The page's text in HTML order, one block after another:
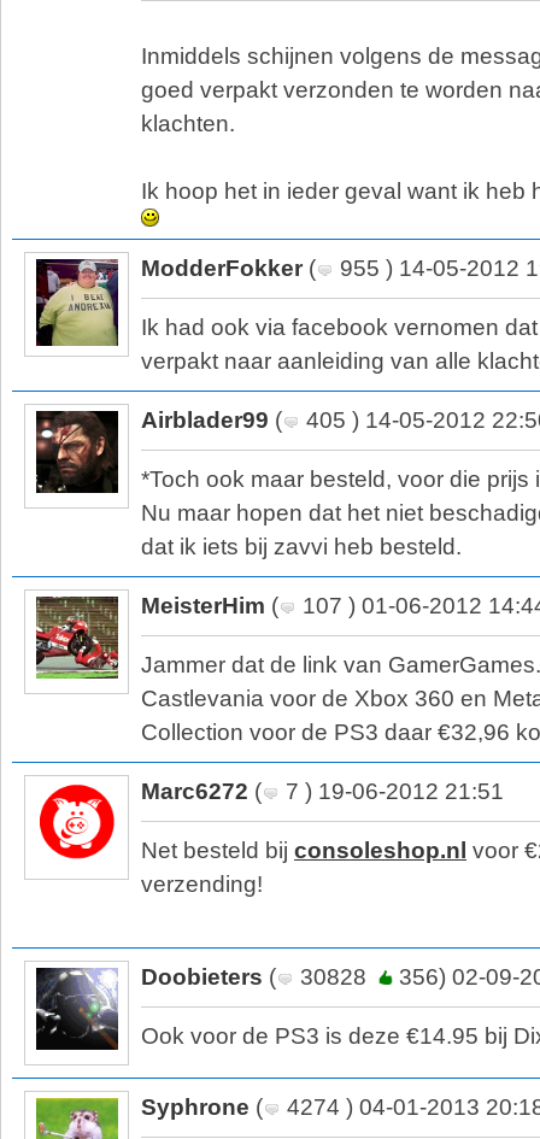
Inmiddels schijnen volgens de
goed verpakt verzonden te worden
klachten.
Ik hoop het in ieder geval want ik heb
ModderFokker ( 955 ) 14-05-2012
Ik had ook via facebook vernomen
verpakt naar aanleiding van alle
Airblader99 ( 405 ) 14-05-2012
*Toch ook maar besteld, voor die prijs
Nu maar hopen dat het niet
dat ik iets bij zavvi heb besteld.
MeisterHim ( 107 ) 01-06-2012
Jammer dat de link van
Castlevania voor de Xbox 360 en
Collection voor de PS3 daar €32,96
Marc6272 ( 7 ) 19-06-2012 21:51
Net besteld bij consoleshop.nl voor
verzending!
Doobieters ( 30828 356) 02-09-
Ook voor de PS3 is deze €14.95 bij
Syphrone ( 4274 ) 04-01-2013